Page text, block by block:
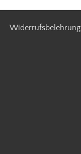
Widerrufsbelehrung